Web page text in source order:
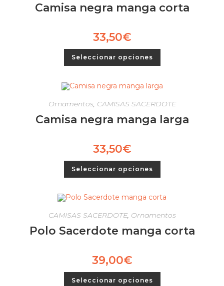
Camisa negra manga corta
33,50€
Seleccionar opciones
Ornamentos, CAMISAS SACERDOTE
Camisa negra manga larga
33,50€
Seleccionar opciones
CAMISAS SACERDOTE, Ornamentos
Polo Sacerdote manga corta
39,00€
Seleccionar opciones